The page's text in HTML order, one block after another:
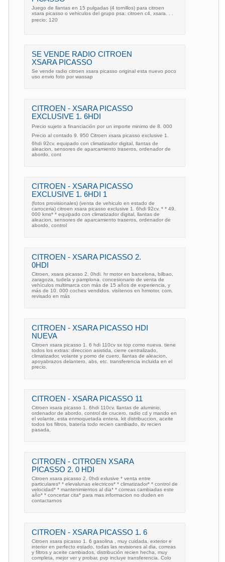
Juego de llantas en 15 pulgadas (4 tornillos) para citroen
xsara picasso o vehiculos del grupo psa: citroen c4, xsara. . .
precio: 120
SE VENDE RADIO CITROEN
XSARA PICASSO
Se vende radio citroen xsara picasso original esta nuevo poco
uso envio foto por wassap
CITROEN - XSARA PICASSO
EXCLUSIVE 1. 6HDI
Precio sujeto a financiación por un importe minimo de 8. 000
Precio al contado 9. 950 Citroen xsara picasso exclusive 1.
6hdi 92cv. equipado con climatizador digital, llantas de
aleacion, sensores de aparcamiento traseros, ordenador de
abordo, cont
CITROEN - XSARA PICASSO
EXCLUSIVE 1. 6HDI 1
(fotos provisionales) (venta de vehiculo en estado de
carroceria) citroen xsara picasso exclusive 1. 6hdi 92cv. * * 49.
000 kms* * equipado con climatizador digital, llantas de
aleacion, sensores de aparcamiento traseros, ordenador de
abordo, control
CITROEN - XSARA PICASSO 2.
0HDI
Citroen, xsara picasso 2. 0hdi. hr motor en barcelona, bilbao,
zaragoza, tudela y pamplona. concesionario de venta de
vehículos multimarca con más de 15 años de experiencia, y
más de 10. 000 coches vendidos. visítenos en hrmotor. com.
revisado en más
CITROEN - XSARA PICASSO HDI
NUEVA
Citroen xsara picasso 1. 6 hdi 110cv sx top como nueva. tiene
todos los extras: direccion asistida, cierre centralizado,
climatizador, volante y pomo de cuero, llantas de aleacion,
apoyabrazos delantero, abs, etc. transferencia incluida en el
precio.
CITROEN - XSARA PICASSO 11
Citroen xsara picasso 1. 6hdi 110cv. llantas de aluminio,
ordenador de abordo, control de crucero, radio cd y mando en
el volante, esta enmoquetada entera. kit distribuccion, aceite
todos los filtros, batería todo recien cambiado, itv recien
pasada,
CITROEN - CITROEN XSARA
PICASSO 2. 0 HDI
Citroen xsara picasso 2. 0hdi exlusive * venta entre
particulares* * elevalunas electricos* * climatizador* * control de
velocidad* * mantenimientos al dia* * correas cambiadas este
año* * concertar cita* para mas informacion no duden en
contactarnos
CITROEN - XSARA PICASSO 1. 6
Citroen xsara picasso 1. 6 gasolina , muy cuidada, exterior e
interior en perfecto estado, todas las revisiones al dia, correas
y filtros y aceite cambiados, distribución recien hecha, muy
completa, mejor ver y probar, pvp incluye transferencia. Colo